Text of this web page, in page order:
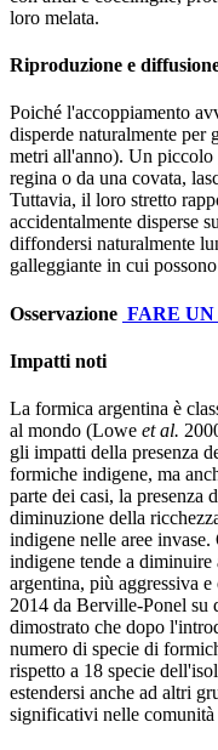
loro melata.
Riproduzione e
Poiché l'accoppiamento
disperde naturalmente per
metri all'anno). Un piccolo
regina o da una covata,
Tuttavia, il loro stretto
accidentalmente disperse
diffondersi naturalmente
galleggiante in cui
Osservazione FARE
Impatti noti
La formica argentina è
al mondo (Lowe et al.
gli impatti della presenza
formiche indigene, ma
parte dei casi, la presenza
diminuzione della
indigene nelle aree
indigene tende a
argentina, più aggressiva
2014 da Berville-Ponel su
dimostrato che dopo
numero di specie di
rispetto a 18 specie
estendersi anche ad altri
significativi nelle comunità